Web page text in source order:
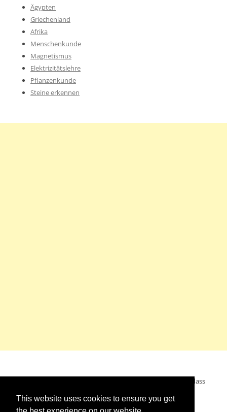
This website uses cookies to ensure you get
Ägypten
Griechenland
Afrika
Menschenkunde
Magnetismus
Elektrizitätslehre
Pflanzenkunde
Steine erkennen
Mein Wunsch: dass alle Menschen ohne Krieg leben dürfen, dass
alle Menschen den Krieg verurteilen und sich von den
Kriegstreibern abwenden. Das wünsche ich mir.